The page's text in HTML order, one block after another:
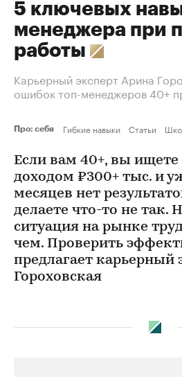
5 ключевых
менеджера при
работы
Карьерный эксперт Арина
ошибок топ-менеджеров 40+
Про: себя Гибкие навыки Статьи
Если вам 40+, вы ищете
доходом ₽300+ тыс. и
месяцев нет
делаете что-то не так.
ситуация на рынке
чем. Проверить
предлагает карьерный
Гороховская